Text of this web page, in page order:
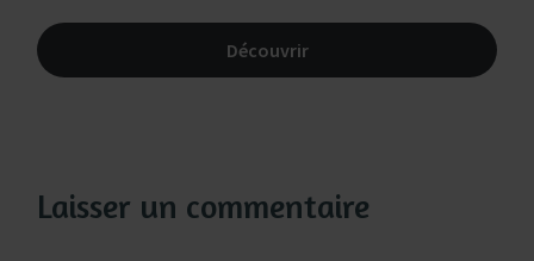
Découvrir
Laisser un commentaire